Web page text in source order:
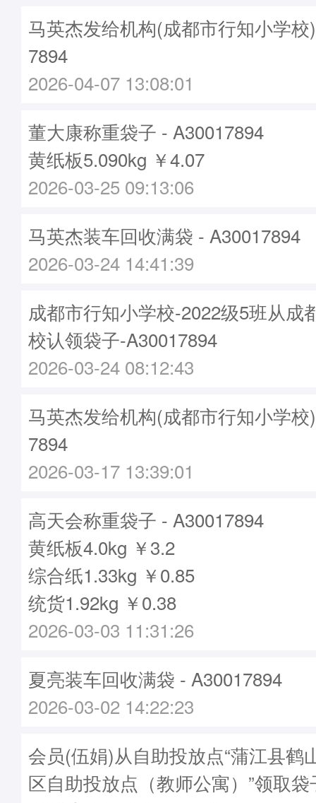
马英杰发给机构(成都市行知小学
7894
2026-04-07 13:08:01
董大康称重袋子 - A30017894
黄纸板5.090kg ￥4.07
2026-03-25 09:13:06
马英杰装车回收满袋 - A30017894
2026-03-24 14:41:39
成都市行知小学校-2022级5班从成
校认领袋子-A30017894
2026-03-24 08:12:43
马英杰发给机构(成都市行知小学
7894
2026-03-17 13:39:01
高天会称重袋子 - A30017894
黄纸板4.0kg ￥3.2
综合纸1.33kg ￥0.85
统货1.92kg ￥0.38
2026-03-03 11:31:26
夏亮装车回收满袋 - A30017894
2026-03-02 14:22:23
会员(伍娟)从自助投放点“蒲江县鹤
区自助投放点（教师公寓）”领取